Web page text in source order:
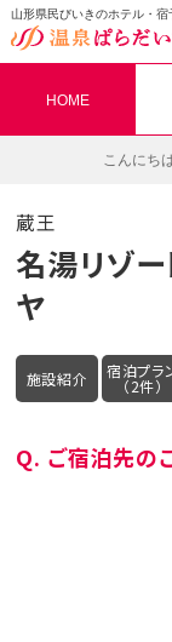
山形県民びいきのホテル・宿
HOME
こんにち
蔵王
名湯リゾ
ヤ
施設紹介 宿泊プラ
（2件）
Q. ご宿泊先の